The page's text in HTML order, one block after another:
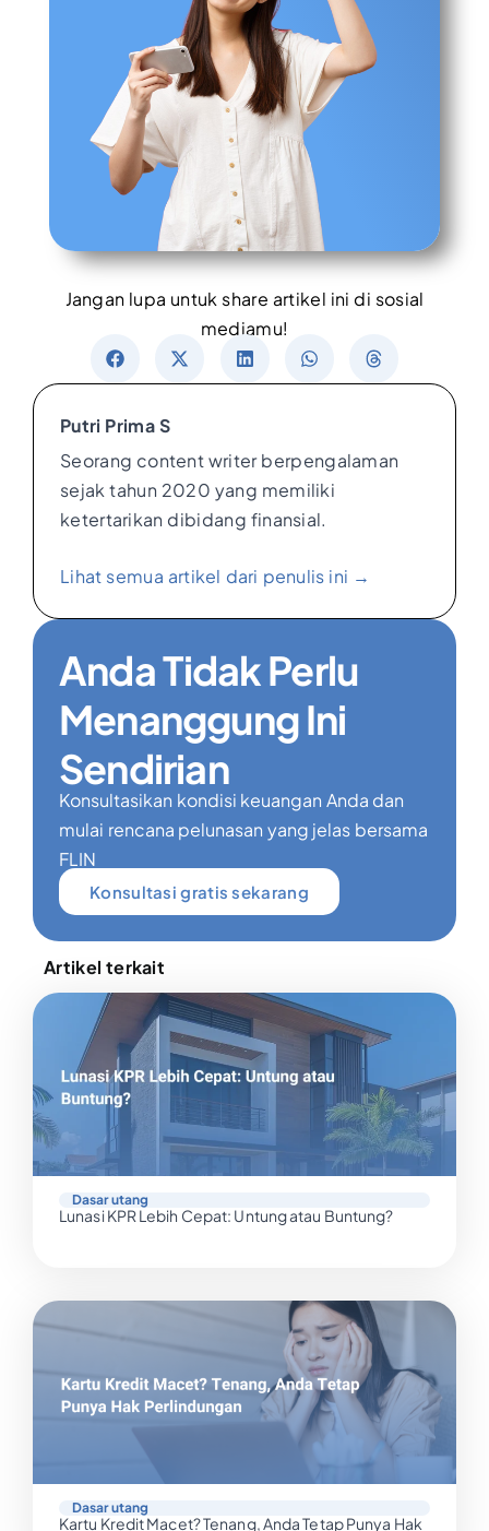
Jangan lupa untuk share artikel ini di sosial
mediamu!
Putri Prima S
Seorang content writer berpengalaman
sejak tahun 2020 yang memiliki
ketertarikan dibidang finansial.
Lihat semua artikel dari penulis ini →
Anda Tidak Perlu
Menanggung Ini
Sendirian
Konsultasikan kondisi keuangan Anda dan
mulai rencana pelunasan yang jelas bersama
FLIN
Konsultasi gratis sekarang
Artikel terkait
Dasar utang
Lunasi KPR Lebih Cepat: Untung atau Buntung?
Dasar utang
Kartu Kredit Macet? Tenang, Anda Tetap Punya Hak